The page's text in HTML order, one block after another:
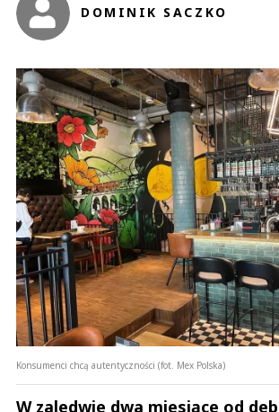
DOMINIK SACZKO
Konsumenci chcą autentyczności (fot. Mex Polska)
W zaledwie dwa miesiące od